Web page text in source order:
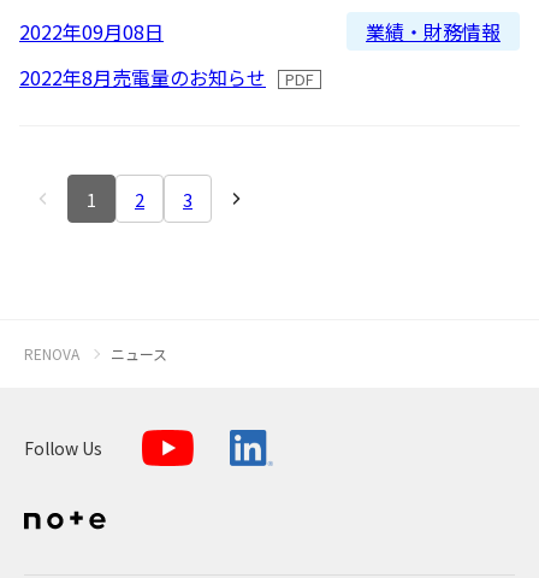
2022年09月08日
業績・財務情報
2022年8月売電量のお知らせ
1 2 3
RENOVA ニュース
Follow Us